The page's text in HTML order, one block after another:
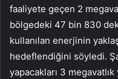
faaliyete geçen 2
bölgedeki 47 bin 830
kullanılan enerjinin
hedeflendiğini söyledi.
yapacakları 3